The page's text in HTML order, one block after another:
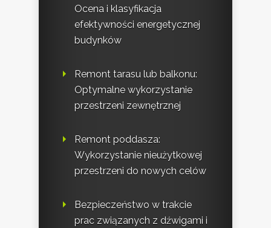
Ocena i klasyfikacja
efektywności energetycznej
budynków
Remont tarasu lub balkonu:
Optymalne wykorzystanie
przestrzeni zewnętrznej
Remont poddasza:
Wykorzystanie nieużytkowej
przestrzeni do nowych celów
Bezpieczeństwo w trakcie
prac związanych z dźwigami i